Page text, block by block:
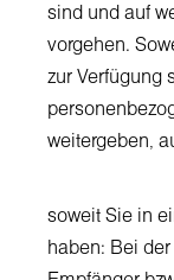
sind und auf
vorgehen.
zur Verfügung
weitergeben,
soweit Sie in
haben: Bei